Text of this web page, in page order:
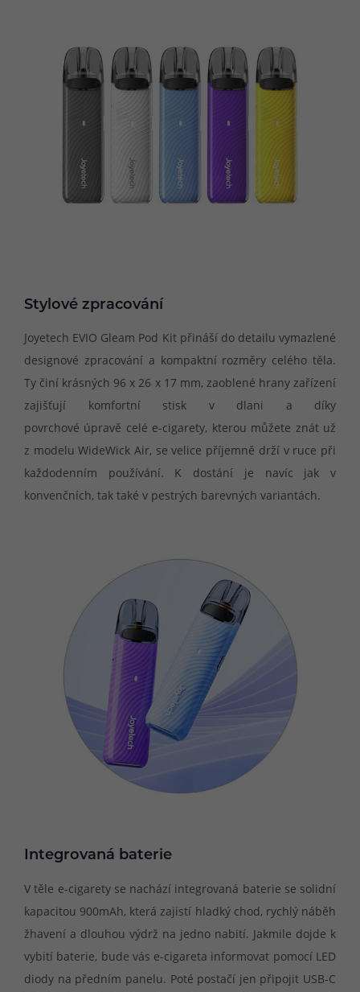
Stylové zpracování
Joyetech EVIO Gleam Pod Kit přináší do detailu vymazlené
designové zpracování a kompaktní rozměry celého těla.
Ty činí krásných 96 x 26 x 17 mm, zaoblené hrany zařízení
zajišťují komfortní stisk v dlani a díky
povrchové úpravě celé e-cigarety, kterou můžete znát už
z modelu WideWick Air, se velice příjemně drží v ruce při
každodenním používání. K dostání je navíc jak v
konvenčních, tak také v pestrých barevných variantách.
Integrovaná baterie
V těle e-cigarety se nachází integrovaná baterie se solidní
kapacitou 900mAh, která zajistí hladký chod, rychlý náběh
žhavení a dlouhou výdrž na jedno nabití. Jakmile dojde k
vybití baterie, bude vás e-cigareta informovat pomocí LED
diody na předním panelu. Poté postačí jen připojit USB-C